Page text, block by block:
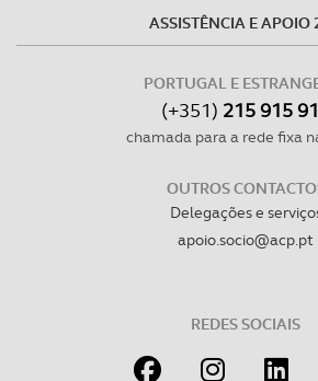
ASSISTÊNCIA E APOIO
PORTUGAL E
(+351) 215 915
chamada para a rede fixa
OUTROS
Delegações e
apoio.socio@acp.pt
REDES SOCIAIS